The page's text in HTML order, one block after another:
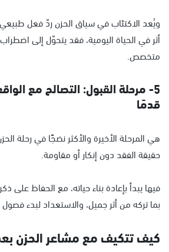
ويُعد الاكتئاب في سياق الحزن ردّ فعل
أثر في الحياة اليومية، فقد يتحوّل إلى
متخصص.
5- مرحلة القبول: التصالح مع الواقع والمضي
قدمًا
هي المرحلة الأخيرة والأكثر نضجًا في رحلة
حقيقة الفقد دون إنكار أو مقاومة.
فيها يبدأ بإعادة بناء حياته، مع الحفاظ على
بما تركه من أثر جميل، والاستعداد لبدء
كيف تتكيف مع مشاعر الحزن